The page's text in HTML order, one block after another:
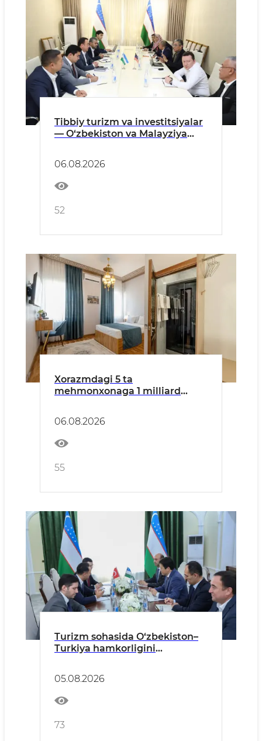
Tibbiy turizm va investitsiyalar
— O‘zbekiston va Malayziya
06.08.2026
52
Xorazmdagi 5 ta
mehmonxonaga 1 milliard
06.08.2026
55
Turizm sohasida O‘zbekiston–
Turkiya hamkorligini
05.08.2026
73